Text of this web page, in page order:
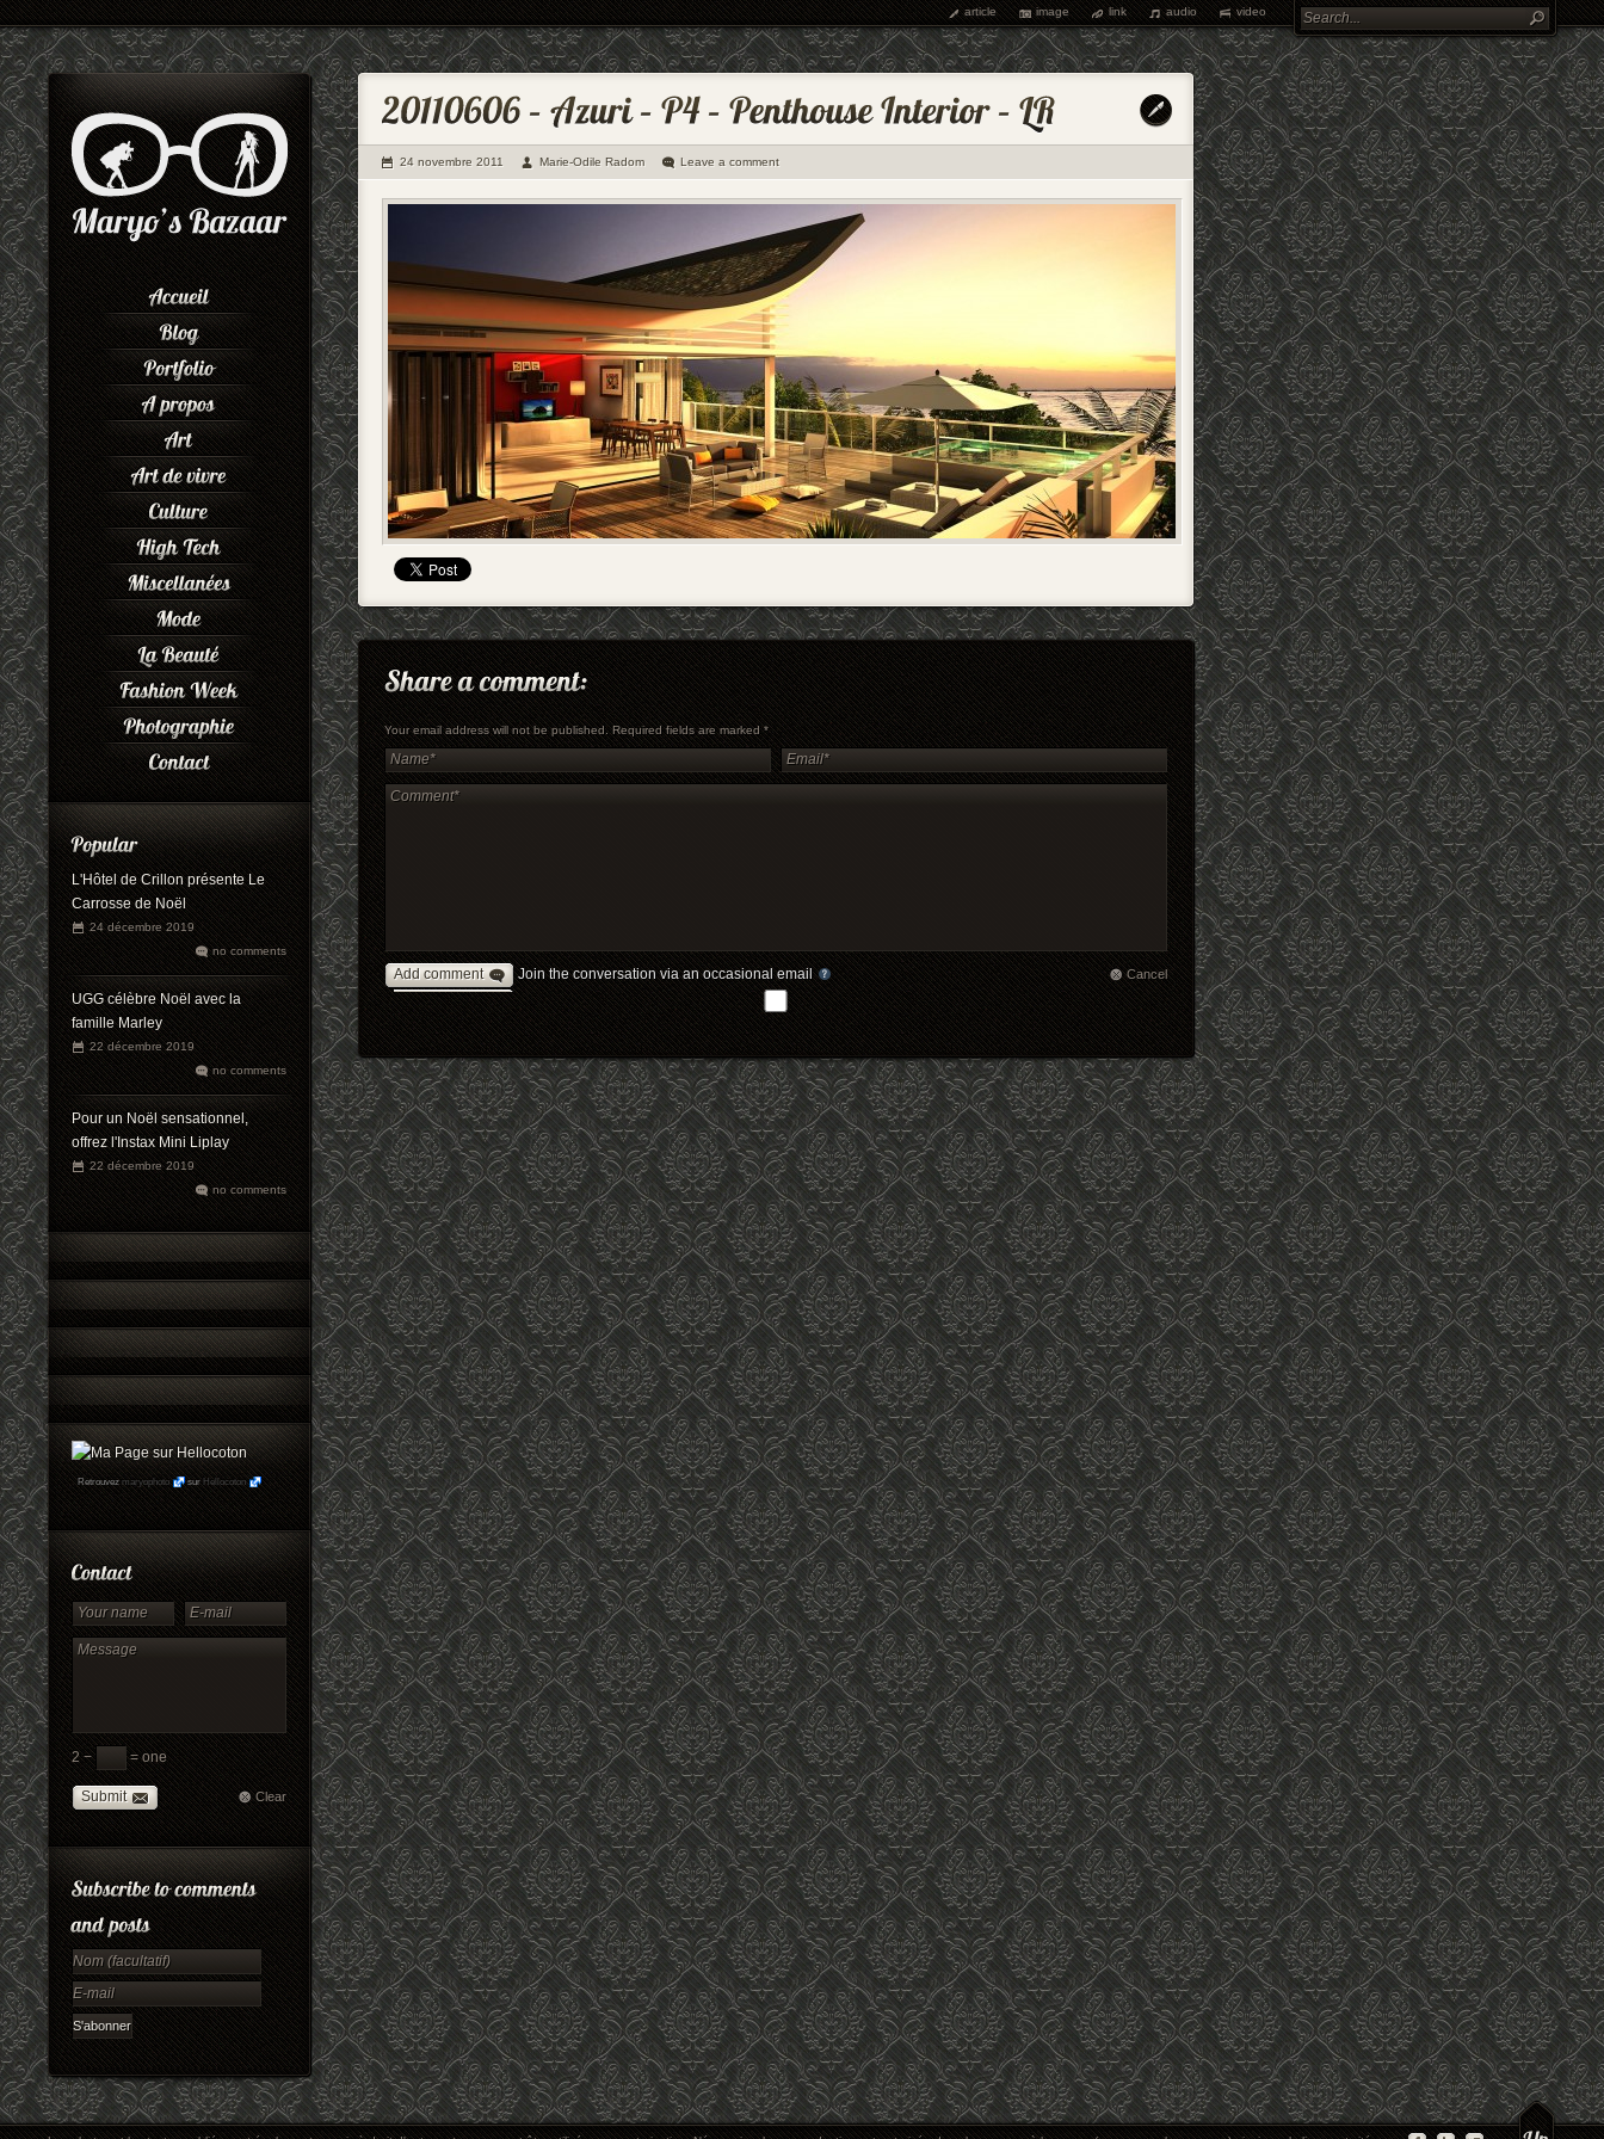
article image link audio video
L'Hôtel de Crillon présente Le
Carrosse de Noël
24 décembre 2019
no comments
UGG célèbre Noël avec la
famille Marley
22 décembre 2019
no comments
Pour un Noël sensationnel,
offrez l'Instax Mini Liplay
22 décembre 2019
no comments
Retrouvez maryophoto sur Hellocoton
2 − = one
Submit Clear
24 novembre 2011 Marie-Odile Radom Leave a comment
Your email address will not be published. Required fields are marked*
Add comment Cancel
Join the conversation via an occasional email